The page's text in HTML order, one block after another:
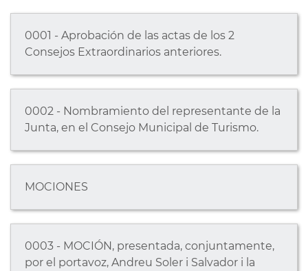
0001 - Aprobación de las actas de los 2
Consejos Extraordinarios anteriores.
0002 - Nombramiento del representante de la
Junta, en el Consejo Municipal de Turismo.
MOCIONES
0003 - MOCIÓN, presentada, conjuntamente,
por el portavoz, Andreu Soler i Salvador i la